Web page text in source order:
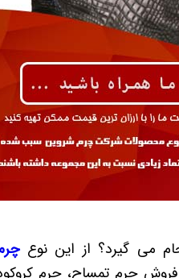
می گیرد؟ از این نوع
چرم تمساح، چرم